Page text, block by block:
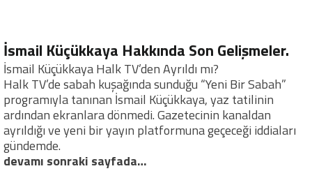
İsmail Küçükkaya Hakkında Son Gelişmeler.
İsmail Küçükkaya Halk TV’den Ayrıldı mı?
Halk TV’de sabah kuşağında sunduğu “Yeni Bir Sabah”
programıyla tanınan İsmail Küçükkaya, yaz tatilinin
ardından ekranlara dönmedi. Gazetecinin kanaldan
ayrıldığı ve yeni bir yayın platformuna geçeceği iddiaları
gündemde.
devamı sonraki sayfada…